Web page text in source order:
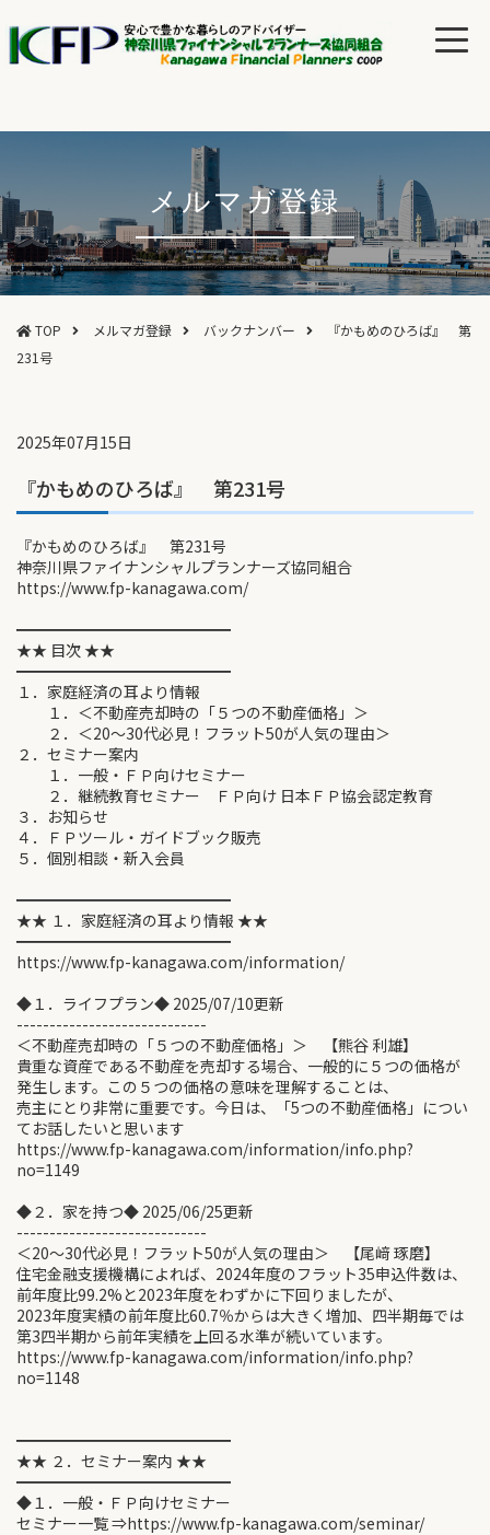
メルマガ登録
TOP メルマガ登録 バックナンバー
『かもめのひろば』 第
231号
2025年07月15日
『かもめのひろば』 第231号
『かもめのひろば』 第231号
神奈川県ファイナンシャルプランナーズ協同組合
https://www.fp-kanagawa.com/
━━━━━━━━━━━━━━
★★ 目次 ★★
━━━━━━━━━━━━━━
１．家庭経済の耳より情報
１．＜不動産売却時の「５つの不動産価格」＞
２．＜20～30代必見！フラット50が人気の理由＞
２．セミナー案内
１．一般・ＦＰ向けセミナー
２．継続教育セミナー ＦＰ向け 日本ＦＰ協会認定教育
３．お知らせ
４．ＦＰツール・ガイドブック販売
５．個別相談・新入会員
━━━━━━━━━━━━━━
★★ １．家庭経済の耳より情報 ★★
━━━━━━━━━━━━━━
https://www.fp-kanagawa.com/information/
◆１．ライフプラン◆ 2025/07/10更新
-----------------------------
＜不動産売却時の「５つの不動産価格」＞ 【熊谷 利雄】
貴重な資産である不動産を売却する場合、一般的に５つの価格が
発生します。この５つの価格の意味を理解することは、
売主にとり非常に重要です。今日は、「5つの不動産価格」につい
てお話したいと思います
https://www.fp-kanagawa.com/information/info.php?
no=1149
◆２．家を持つ◆ 2025/06/25更新
-----------------------------
＜20～30代必見！フラット50が人気の理由＞ 【尾﨑 琢磨】
住宅金融支援機構によれば、2024年度のフラット35申込件数は、
前年度比99.2%と2023年度をわずかに下回りましたが、
2023年度実績の前年度比60.7％からは大きく増加、四半期毎では
第3四半期から前年実績を上回る水準が続いています。
https://www.fp-kanagawa.com/information/info.php?
no=1148
━━━━━━━━━━━━━━
★★ ２．セミナー案内 ★★
━━━━━━━━━━━━━━
◆１．一般・ＦＰ向けセミナー
セミナー一覧 ⇒https://www.fp-kanagawa.com/seminar/